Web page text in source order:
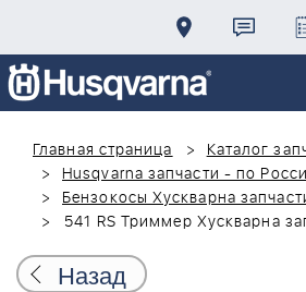
Главная страница
Каталог
Husqvarna запчасти - по
Бензокосы Хускварна
541 RS Триммер Хускварна
Назад